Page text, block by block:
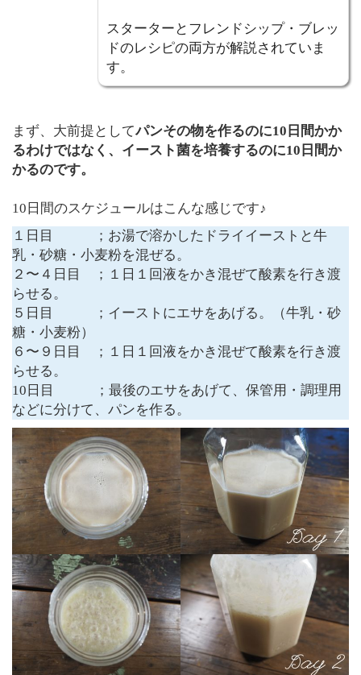
スターターとフレンドシップ・ブレッ
ドのレシピの両方が解説されていま
す。
まず、大前提としてパンその物を作るのに10日間かか
るわけではなく、イースト菌を培養するのに10日間か
かるのです。
10日間のスケジュールはこんな感じです♪
１日目 ；お湯で溶かしたドライイーストと牛
乳・砂糖・小麦粉を混ぜる。
２〜４日目 ；１日１回液をかき混ぜて酸素を行き渡
らせる。
５日目 ；イーストにエサをあげる。（牛乳・砂
糖・小麦粉）
６〜９日目 ；１日１回液をかき混ぜて酸素を行き渡
らせる。
10日目 ；最後のエサをあげて、保管用・調理用
などに分けて、パンを作る。